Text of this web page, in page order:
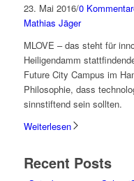
23. Mai 2016/0
Mathias Jäger
MLOVE – das steht für
Heiligendamm
Future City Campus im
Philosophie, dass
sinnstiftend sein sollten.
Weiterlesen
Recent Posts